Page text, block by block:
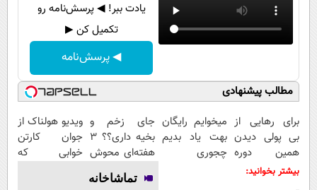
اجتماعی
سیاست خارجی
یادت ببر! ◀ پرسش‌نامه رو
تکمیل کن ▶
◀ پرسش‌نامه
مطالب پیشنهادی
برای رهایی از
بی پولی دیدن
همین دوره
رایگان کافیه!
میخوایم رایگان
بهت یاد بدیم
چجوری
جای زخم و
بخیه داری؟؟ 3
هفته‌ای محوش
ویدیو هولناک از
جوان کارتن
خوابی که
بیشتر بخوانید: تماشاخانه